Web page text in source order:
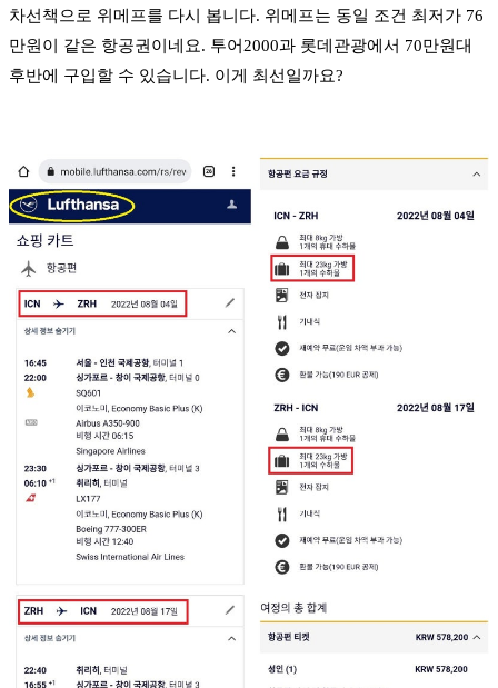
차선책으로 위메프를 다시 봅니다. 위메프는 동일 조건 최저가 76
만원이 같은 항공권이네요. 투어2000과 롯데관광에서 70만원대
후반에 구입할 수 있습니다. 이게 최선일까요?